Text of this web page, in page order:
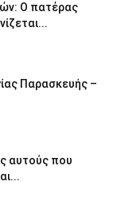
Ο πατέρας
Παρασκευής –
αυτούς που